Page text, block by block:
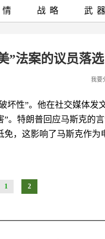
”法案的议员落选
我要
坏性”。他在社交媒体发
。特朗普回应马斯克的
，这影响了马斯克作为
1 2
战略 武器